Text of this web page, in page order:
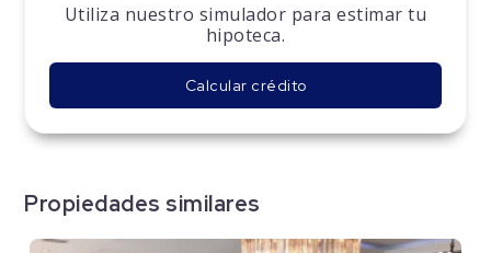
Utiliza nuestro simulador para estimar tu
hipoteca.
Calcular crédito
Propiedades similares